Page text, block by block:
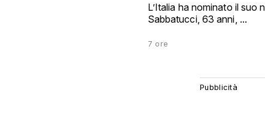
L’Italia ha nominato il
Sabbatucci, 63 anni, ...
7 ore